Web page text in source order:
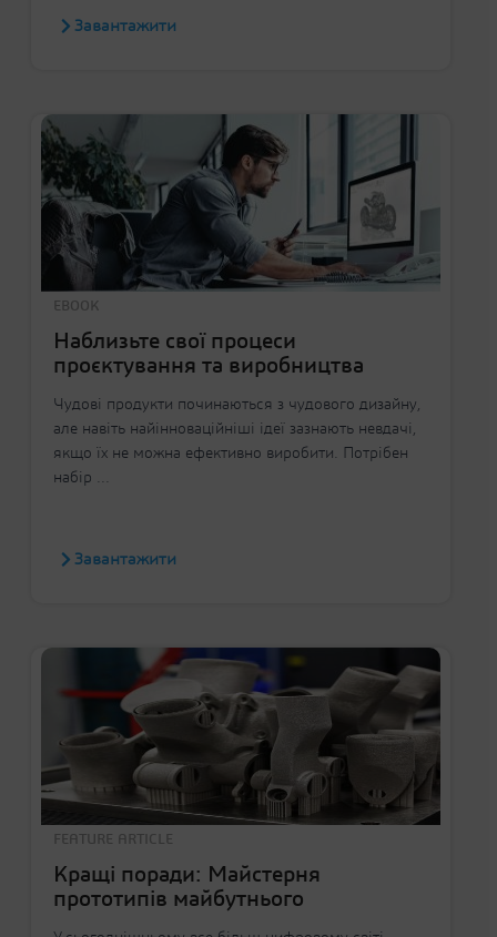
Завантажити
EBOOK
Наблизьте свої процеси
проєктування та виробництва
Чудові продукти починаються з чудового дизайну,
але навіть найінноваційніші ідеї зазнають невдачі,
якщо їх не можна ефективно виробити. Потрібен
набір ...
Завантажити
FEATURE ARTICLE
Кращі поради: Майстерня
прототипів майбутнього